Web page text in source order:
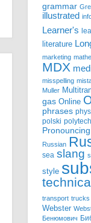
grammar
illustrated
Learner's
literature
marketing
MDX
misspelling
Muller
gas Online
phrases
polski
Pronouncing
Russian
sea slang
style
transport trucks
Webster
Бенюмович